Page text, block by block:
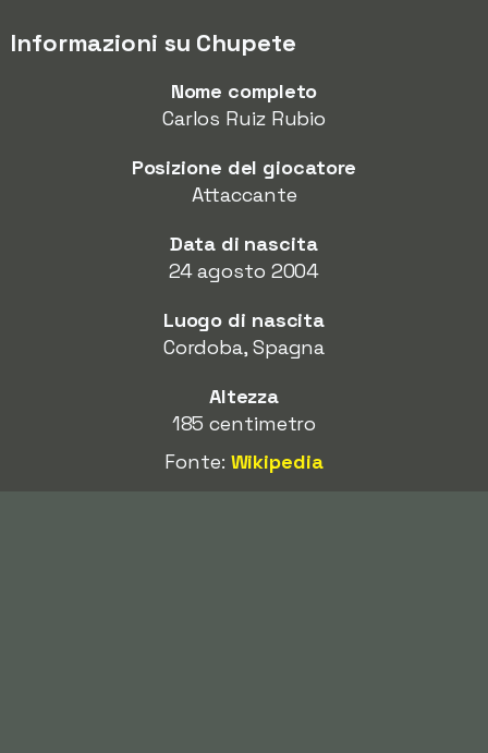
Informazioni su Chupete
Nome completo
Carlos Ruiz Rubio
Posizione del giocatore
Attaccante
Data di nascita
24 agosto 2004
Luogo di nascita
Cordoba, Spagna
Altezza
185 centimetro
Fonte: Wikipedia